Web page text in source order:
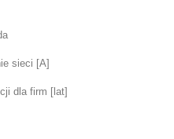
sieci [A]
dla firm [lat]